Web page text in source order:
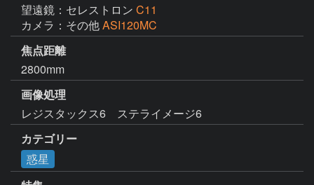
望遠鏡：セレストロン C11
カメラ：その他ASI120MC
焦点距離
2800mm
画像処理
レジスタックス6　ステライメージ6
カテゴリー
惑星